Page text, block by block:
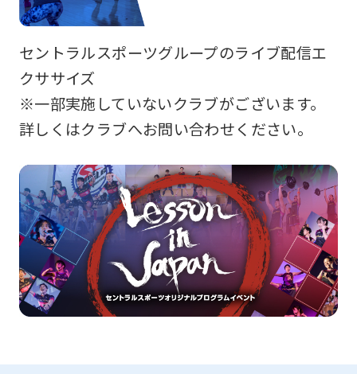
セントラルスポーツグループのライブ配信エ
クササイズ
※一部実施していないクラブがございます。
詳しくはクラブへお問い合わせください。